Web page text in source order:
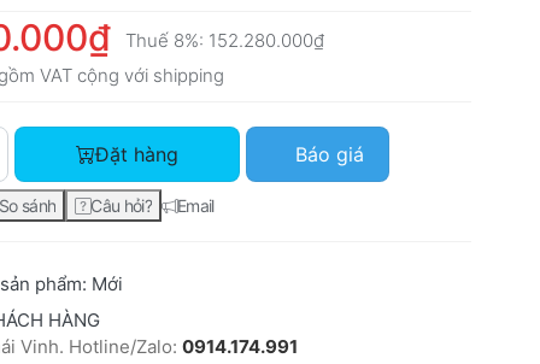
Thuế 8%: 152.280.000₫
VAT cộng với shipping
HP DesignJet T1600 36-in PostScript Printer (3EK11A) với
Đặt hàng Báo giá
So sánh Câu hỏi? Email
phẩm: Mới
HÀNG
Vinh. Hotline/Zalo: 0914.174.991